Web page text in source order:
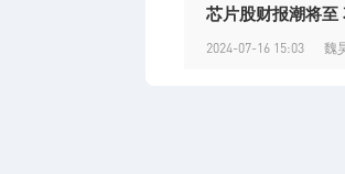
芯片股财报潮将至
2024-07-16 15:03 魏